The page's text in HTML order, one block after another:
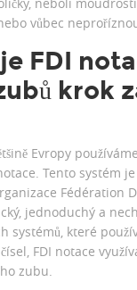
vůbec
FDI
krok
Evropy
. Tento systém
Fédération
jednoduchý a
systémů, které
FDI notace
zubu.